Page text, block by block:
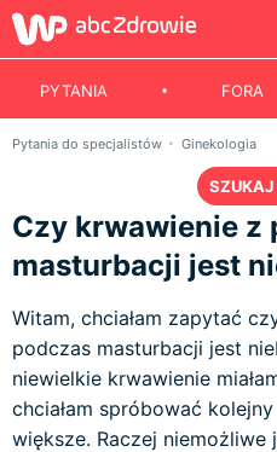
PYTANIA FORA
Pytania do specjalistów Ginekologia
SZUKAJ
Czy krwawienie z
masturbacji jest
Witam, chciałam zapytać
podczas masturbacji jest
niewielkie krwawienie
chciałam spróbować
większe. Raczej niemożliwe